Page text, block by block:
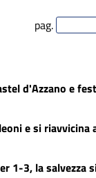
pag.
d'Azzano e
e si riavvicina
1-3, la salvezza